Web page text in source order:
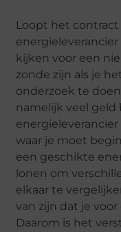
Loopt het
kijken voor een
zonde zijn als je
onderzoek te
namelijk veel geld
waar je moet
een geschikte
lonen om
elkaar te
van zijn dat je
Daarom is het